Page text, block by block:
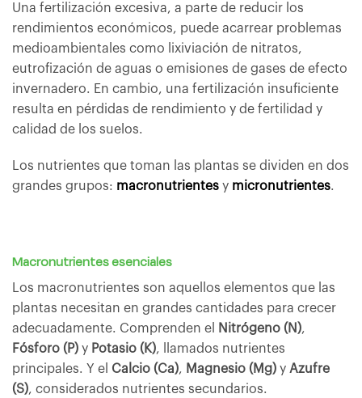
Una fertilización excesiva, a parte de reducir los
rendimientos económicos, puede acarrear problemas
medioambientales como lixiviación de nitratos,
eutrofización de aguas o emisiones de gases de efecto
invernadero. En cambio, una fertilización insuficiente
resulta en pérdidas de rendimiento y de fertilidad y
calidad de los suelos.
Los nutrientes que toman las plantas se dividen en dos
grandes grupos: macronutrientes y micronutrientes.
Macronutrientes esenciales
Los macronutrientes son aquellos elementos que las
plantas necesitan en grandes cantidades para crecer
adecuadamente. Comprenden el
Nitrógeno (N),
Fósforo (P) y Potasio (K), llamados nutrientes
principales. Y el Calcio (Ca), Magnesio (Mg) y Azufre
(S), considerados nutrientes secundarios.